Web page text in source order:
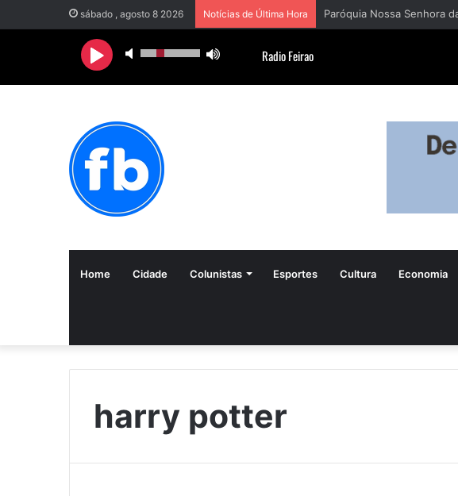
sábado , agosto 8 2026 Notícias de Última Hora
Home Cidade Colunistas Esportes Cultura Economia
harry potter